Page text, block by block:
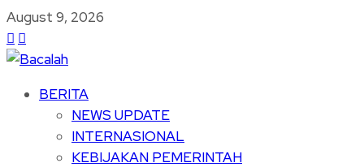
August 9, 2026
BERITA
NEWS UPDATE
INTERNASIONAL
KEBIJAKAN PEMERINTAH